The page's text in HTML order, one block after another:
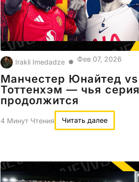
Irakli Imedadze ● Фев 07, 2026
Манчестер Юнайтед vs
Тоттенхэм — чья серия
продолжится
4 Минут Чтения Читать далее